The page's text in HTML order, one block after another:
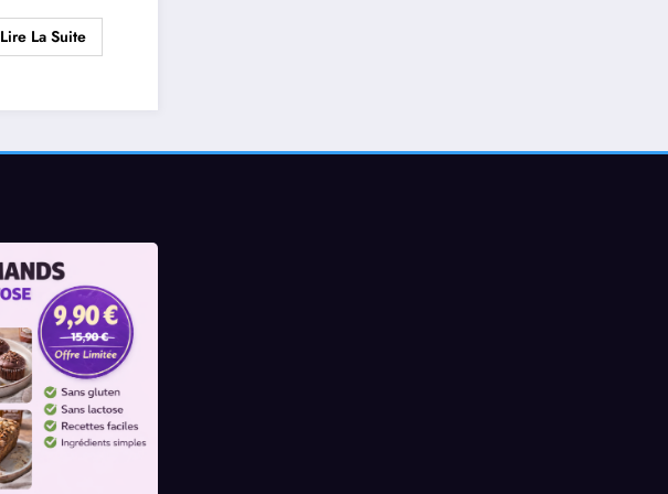
Lire La Suite